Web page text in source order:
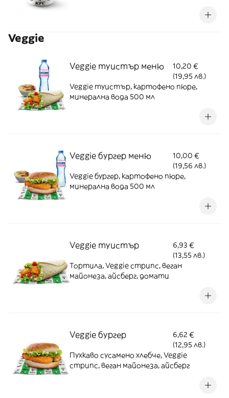
Veggie
Veggie туистър меню
10,20 €
(19,95 лв.)
Veggie туистър, картофено пюре,
минерална вода 500 мл
Veggie бургер меню
10,00 €
(19,56 лв.)
Veggie бургер, картофено пюре,
минерална вода 500 мл
Veggie туистър
6,93 €
(13,55 лв.)
Тортила, Veggie стрипс, веган
майонеза, айсберг, домати
Veggie бургер
6,62 €
(12,95 лв.)
Пухкаво сусамено хлебче, Veggie
стрипс, веган майонеза, айсберг